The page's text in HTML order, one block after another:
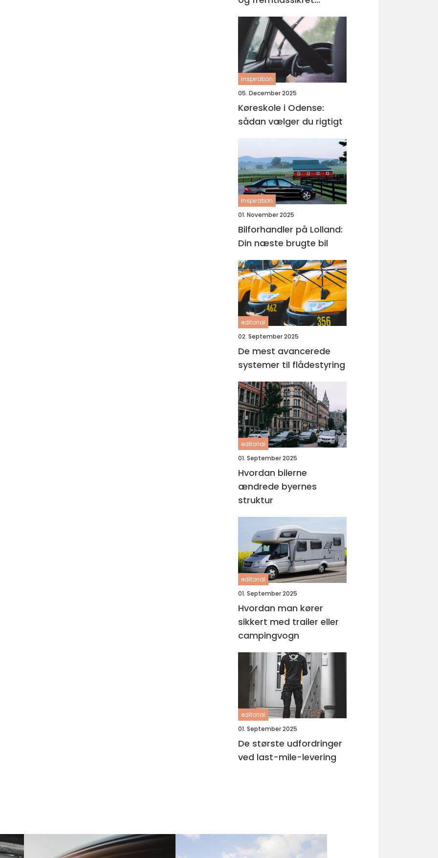
løsning
inspiration
05. December 2025
Køreskole i Odense:
sådan vælger du rigtigt
inspiration
01. November 2025
Bilforhandler på Lolland:
Din næste brugte bil
editorial
02. September 2025
De mest avancerede
systemer til flådestyring
editorial
01. September 2025
Hvordan bilerne
ændrede byernes
struktur
editorial
01. September 2025
Hvordan man kører
sikkert med trailer eller
campingvogn
editorial
01. September 2025
De største udfordringer
ved last-mile-levering